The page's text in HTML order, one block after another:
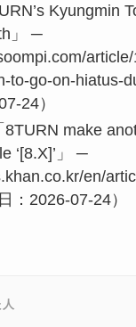
Kyungmin
」 ─
to-go-on-hiatus-
24）
8TURN make
‘[8.X]’」 ─
en/
：2026-07-24）